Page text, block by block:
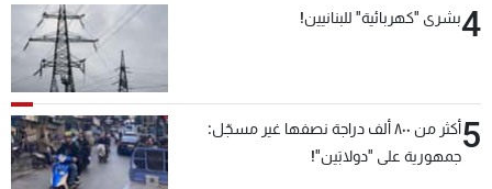
4بشرى "كهربائية" للبنانيين!
5
أكثر من ٨٠٠ ألف دراجة نصفها غير مسجّل:
جمهورية على "دولابَين"!